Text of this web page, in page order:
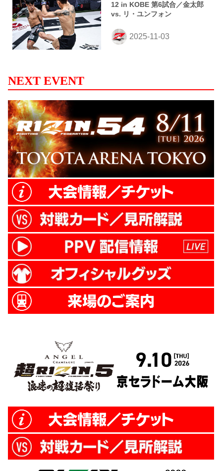
12 in KOBE 第6試合／金太郎
vs. リ・ユンフォン
NEXT EVENT